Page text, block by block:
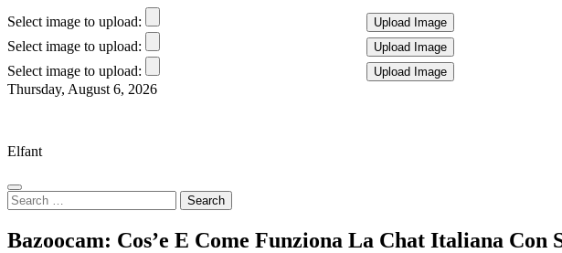
Select image to upload:
Select image to upload:
Select image to upload:
Skip
Thursday, August 6, 2026
Elfant
Search
for:
Bazoocam: Cos’e E Come Funziona La Chat Italiana Con